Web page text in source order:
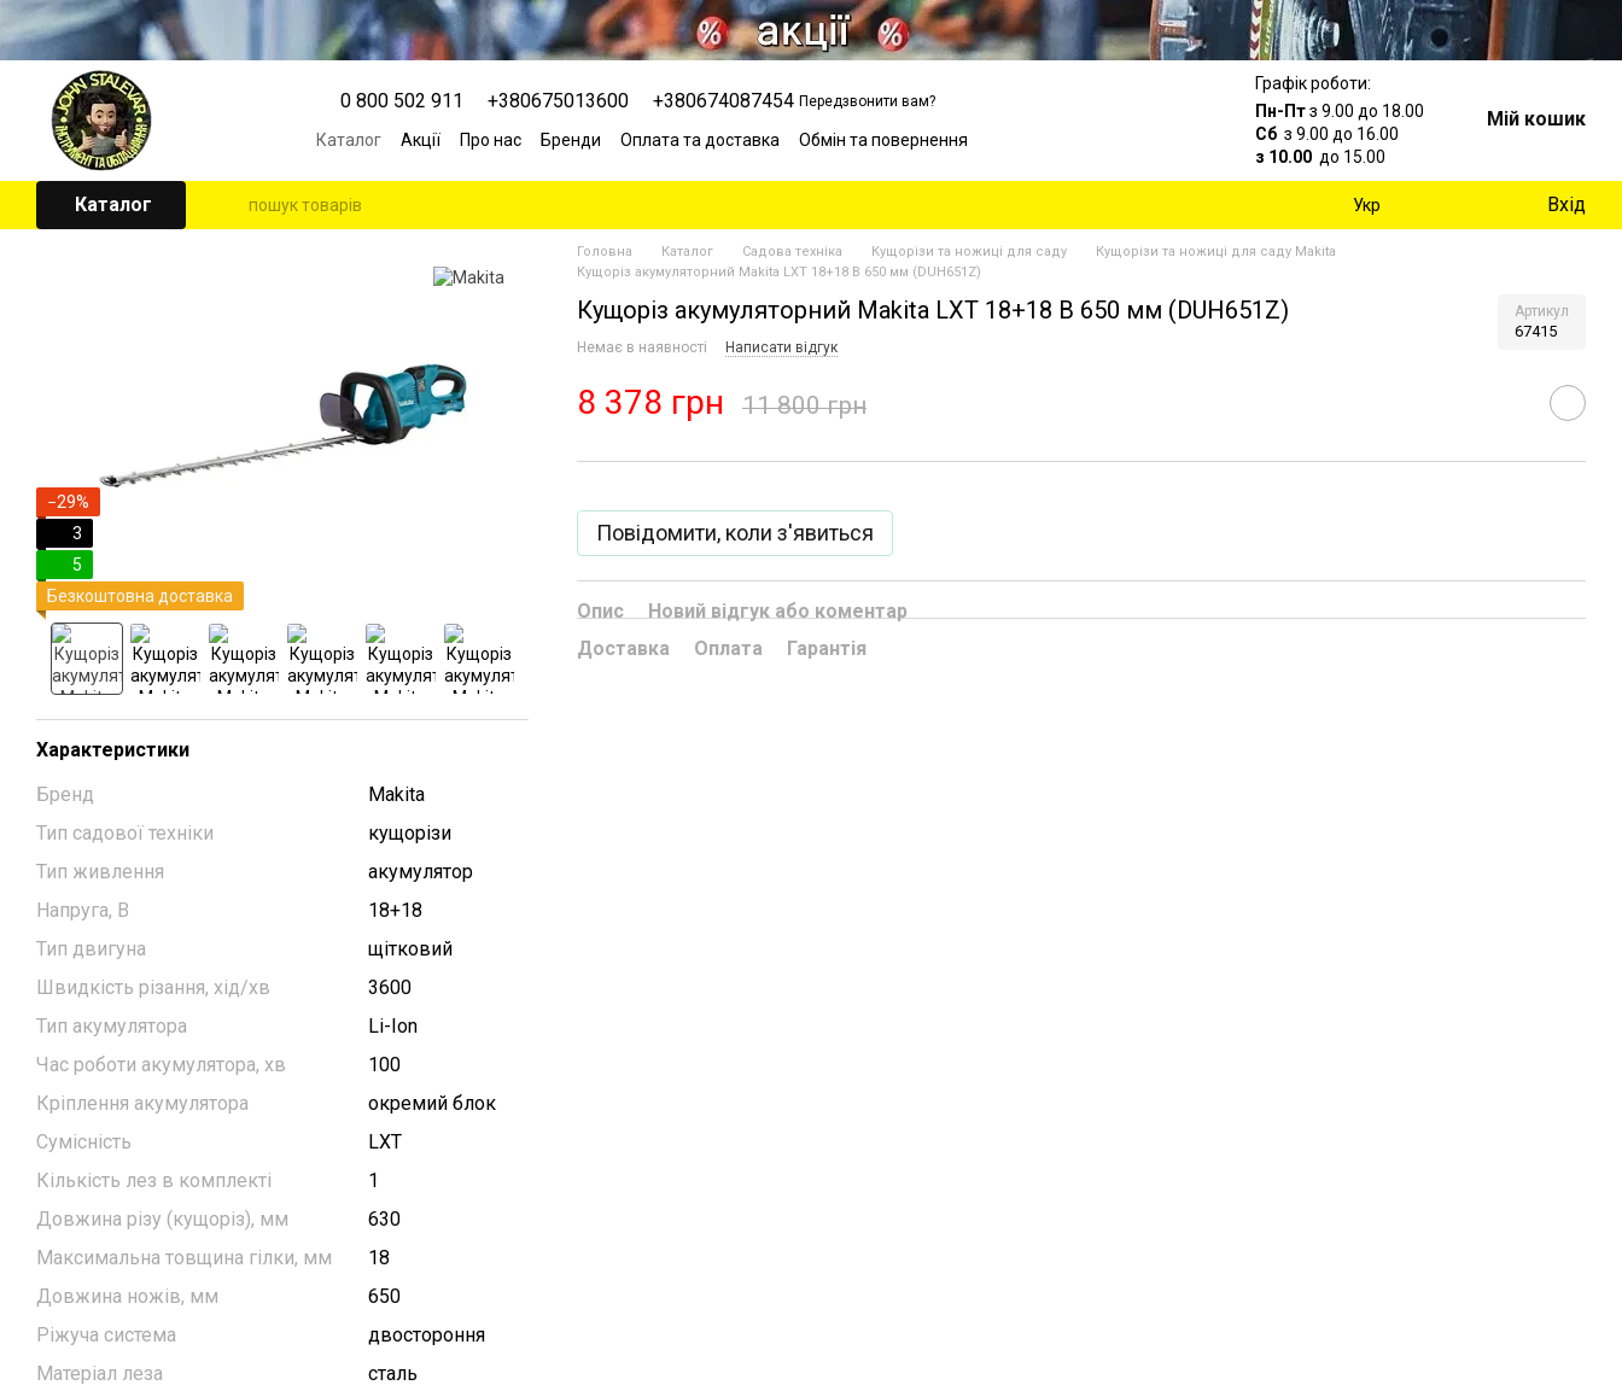
Перейти к основному контенту
0 800 502 911 +380675013600 +380674087454 Передзвонити вам?
Каталог Акції Про нас Бренди Оплата та доставка
Обмін та повернення
Графік роботи:
Пн-Птз 9.00 до 18.00
Сб з 9.00 до 16.00
з 10.00 до 15.00
Мій кошик
Каталог Укр Вхід
−29%
3
5
Безкоштовна доставка
Характеристики
Бренд
Makita
Тип садової техніки
кущорізи
Тип живлення
акумулятор
Напруга, В
18+18
Тип двигуна
щітковий
Швидкість різання, хід/хв
3600
Тип акумулятора
Li-Ion
Час роботи акумулятора, хв
100
Кріплення акумулятора
окремий блок
Сумісність
LXT
Кількість лез в комплекті
1
Довжина різу (кущоріз), мм
630
Максимальна товщина гілки, мм
18
Довжина ножів, мм
650
Ріжуча система
двостороння
Матеріал леза
сталь
Головна Каталог Садова техніка Кущорізи та ножиці для саду
Кущорізи та ножиці для саду Makita
Кущоріз акумуляторний Makita LXT 18+18 В 650 мм (DUH651Z)
Кущоріз акумуляторний Makita LXT 18+18 В 650 мм (DUH651Z) Артикул
67415
Немає в наявності Написати відгук
8 378 грн 11 800 грн
Повідомити, коли з'явиться
Опис
Новий відгук або коментар
Доставка
Оплата Гарантія